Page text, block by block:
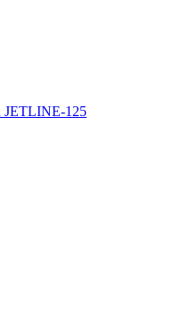
JETLINE-125